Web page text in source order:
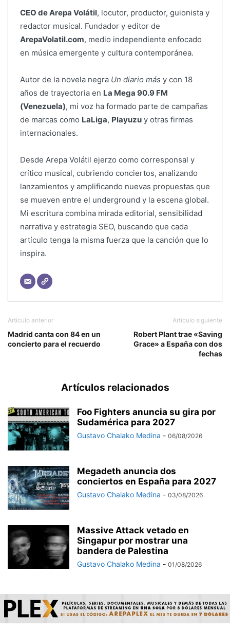
CEO de Arepa Volátil, locutor, productor, guionista y
redactor musical. Fundador y editor de
ArepaVolatil.com, medio independiente enfocado
en música emergente y cultura contemporánea.
Autor de la novela negra Un diario más y con 18
años de trayectoria en La Mega 90.9 FM
(Venezuela), mi voz ha formado parte de campañas
de marcas como LaLiga, Playuzuy otras firmas
internacionales.
Desde Arepa Volátil ejerzo como corresponsal y
crítico musical, cubriendo conciertos, analizando
lanzamientos y amplificando nuevas propuestas que
se mueven entre el underground y la escena global.
Mi escritura combina mirada editorial, sensibilidad
narrativa y estrategia SEO, buscando que cada
artículo tenga la misma fuerza que la canción que lo
inspira.
Artículo anterior
Madrid canta con 84 en un
concierto para el recuerdo
Artículo siguiente
Robert Plant trae «Saving
Grace» a España con dos
fechas
Artículos relacionados
Foo Fighters anuncia su gira por
Sudamérica para 2027
Gustavo Chalako Medina - 06/08/2026
Megadeth anuncia dos
conciertos en España para 2027
Gustavo Chalako Medina - 03/08/2026
Massive Attack vetado en
Singapur por mostrar una
bandera de Palestina
Gustavo Chalako Medina - 01/08/2026